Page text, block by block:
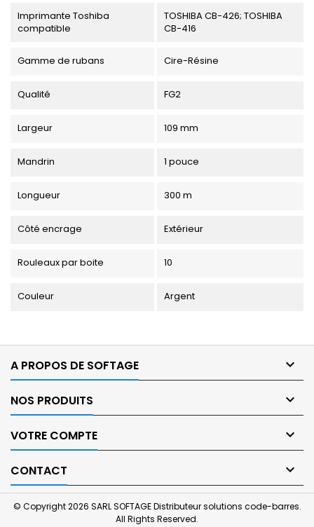
Imprimante Toshiba
compatible
TOSHIBA CB-426; TOSHIBA
CB-416
Gamme de rubans Cire-Résine
Qualité FG2
Largeur 109 mm
Mandrin 1 pouce
Longueur 300 m
Côté encrage Extérieur
Rouleaux par boite 10
Couleur Argent
A PROPOS DE SOFTAGE 
NOS PRODUITS 
VOTRE COMPTE 
CONTACT 
© Copyright 2026 SARL SOFTAGE Distributeur solutions code-barres.
All Rights Reserved.